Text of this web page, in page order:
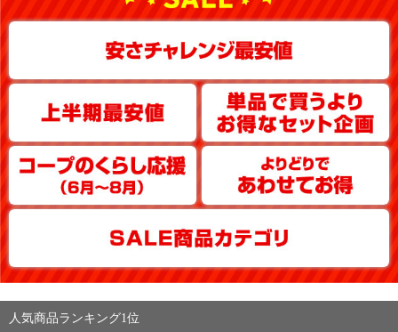
人気商品ランキング1位